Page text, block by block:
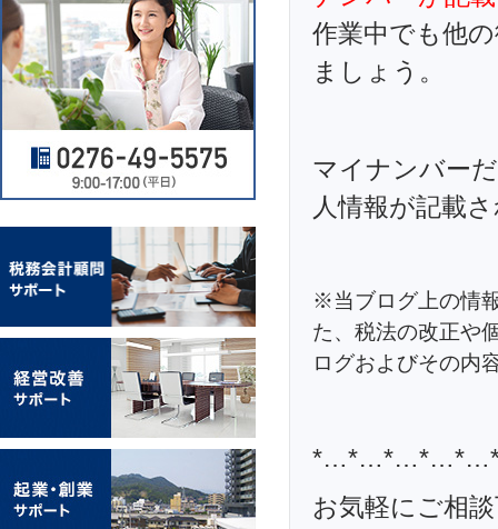
作業中でも他
ましょう。
マイナンバー
人情報が記載
※当ブログ上の情
た、税法の改正や
ログおよびその内
お気軽にご相